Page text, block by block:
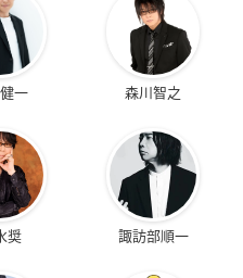
一 森川智之
奨 諏訪部順一